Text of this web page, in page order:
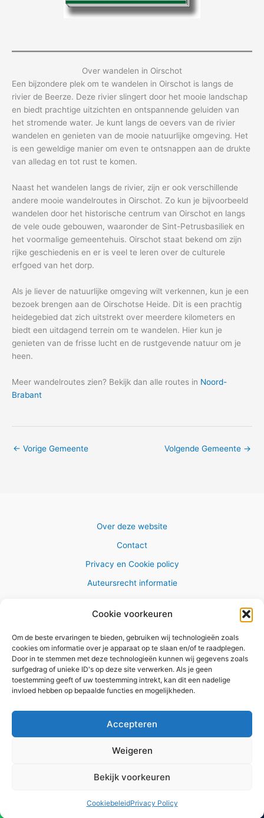
Cookie voorkeuren
Om de beste ervaringen te bieden, gebruiken wij technologieën zoals
cookies om informatie over je apparaat op te slaan en/of te raadplegen.
Door in te stemmen met deze technologieën kunnen wij gegevens zoals
surfgedrag of unieke ID's op deze site verwerken. Als je geen
toestemming geeft of uw toestemming intrekt, kan dit een nadelige
invloed hebben op bepaalde functies en mogelijkheden.
Accepteren
Weigeren
Bekijk voorkeuren
CookiebeleidPrivacy Policy
Over wandelen in Oirschot
Een bijzondere plek om te wandelen in Oirschot is langs de
rivier de Beerze. Deze rivier slingert door het mooie landschap
en biedt prachtige uitzichten en ontspannende geluiden van
het stromende water. Je kunt langs de oevers van de rivier
wandelen en genieten van de mooie natuurlijke omgeving. Het
is een geweldige manier om even te ontsnappen aan de drukte
van alledag en tot rust te komen.
Naast het wandelen langs de rivier, zijn er ook verschillende
andere mooie wandelroutes in Oirschot. Zo kun je bijvoorbeeld
wandelen door het historische centrum van Oirschot en langs
de vele oude gebouwen, waaronder de Sint-Petrusbasiliek en
het voormalige gemeentehuis. Oirschot staat bekend om zijn
rijke geschiedenis en er is veel te leren over de culturele
erfgoed van het dorp.
Als je liever de natuurlijke omgeving wilt verkennen, kun je een
bezoek brengen aan de Oirschotse Heide. Dit is een prachtig
heidegebied dat zich uitstrekt over meerdere kilometers en
biedt een uitdagend terrein om te wandelen. Hier kun je
genieten van de frisse lucht en de rustgevende natuur om je
heen.
Meer wandelroutes zien? Bekijk dan alle routes in Noord-
Brabant
← Vorige Gemeente Volgende Gemeente →
Over deze website
Contact
Privacy en Cookie policy
Auteursrecht informatie
Copyright © 2026 AlleWandelRoutes.nl
Vul hier je e-mail adres in om het
GRATIS wandelboekje te
ontvangen
Versturen